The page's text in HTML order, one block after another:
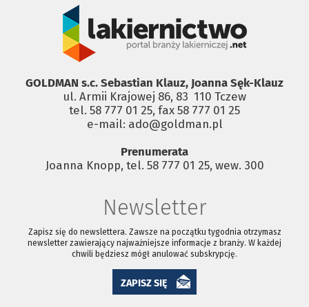
GOLDMAN s.c. Sebastian Klauz, Joanna Sęk-Klauz
ul. Armii Krajowej 86, 83 ­ 110 Tczew
tel. 58 777 01 25, fax 58 777 01 25
e-mail: ado@goldman.pl
Prenumerata
Joanna Knopp, tel. 58 777 01 25, wew. 300
Newsletter
Zapisz się do newslettera. Zawsze na początku tygodnia otrzymasz
newsletter zawierający najważniejsze informacje z branży. W każdej
chwili będziesz mógł anulować subskrypcję.
ZAPISZ SIĘ